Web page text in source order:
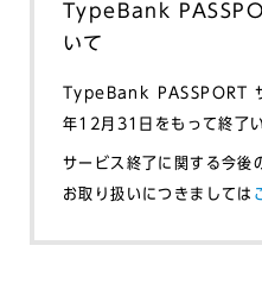
TypeBank
いて
TypeBank PASSPORT
年12月31日をもって終了い
サービス終了に関する今後
お取り扱いにつきましては